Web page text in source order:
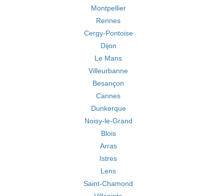
Montpellier
Rennes
Cergy-Pontoise
Dijon
Le Mans
Villeurbanne
Besançon
Cannes
Dunkerque
Noisy-le-Grand
Blois
Arras
Istres
Lens
Saint-Chamond